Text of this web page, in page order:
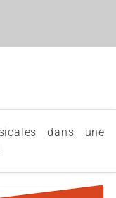
dans une